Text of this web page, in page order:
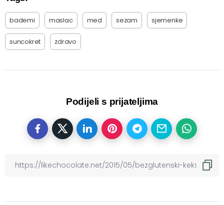
bademi maslac med sezam sjemenke
suncokret zdravo
Podijeli s prijateljima